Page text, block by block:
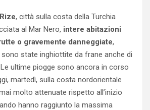
, città sulla costa della Turchia
al Mar Nero, intere abitazioni
o gravemente danneggiate,
state inghiottite da frane anche di
ultime piogge sono ancora in corso
martedì, sulla costa nordorientale
molto attenuate rispetto all’inizio
hanno raggiunto la massima